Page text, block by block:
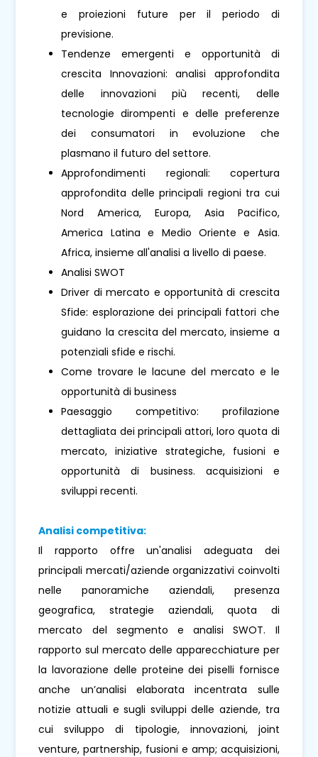
e proiezioni future per il periodo di
previsione.
Tendenze emergenti e opportunità di
crescita Innovazioni: analisi approfondita
delle innovazioni più recenti, delle
tecnologie dirompenti e delle preferenze
dei consumatori in evoluzione che
plasmano il futuro del settore.
Approfondimenti regionali: copertura
approfondita delle principali regioni tra cui
Nord America, Europa, Asia Pacifico,
America Latina e Medio Oriente e Asia.
Africa, insieme all'analisi a livello di paese.
Analisi SWOT
Driver di mercato e opportunità di crescita
Sfide: esplorazione dei principali fattori che
guidano la crescita del mercato, insieme a
potenziali sfide e rischi.
Come trovare le lacune del mercato e le
opportunità di business
Paesaggio competitivo: profilazione
dettagliata dei principali attori, loro quota di
mercato, iniziative strategiche, fusioni e
opportunità di business. acquisizioni e
sviluppi recenti.
Analisi competitiva:
Il rapporto offre un'analisi adeguata dei
principali mercati/aziende organizzativi coinvolti
nelle panoramiche aziendali, presenza
geografica, strategie aziendali, quota di
mercato del segmento e analisi SWOT. Il
rapporto sul mercato delle apparecchiature per
la lavorazione delle proteine ​​dei piselli fornisce
anche un’analisi elaborata incentrata sulle
notizie attuali e sugli sviluppi delle aziende, tra
cui sviluppo di tipologie, innovazioni, joint
venture, partnership, fusioni e amp; acquisizioni,